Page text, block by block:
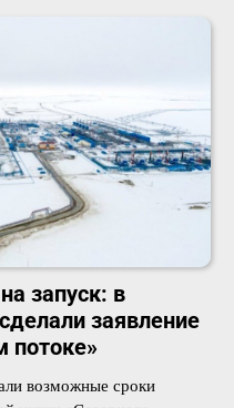
запуск: в
заявление
потоке»
возможные сроки